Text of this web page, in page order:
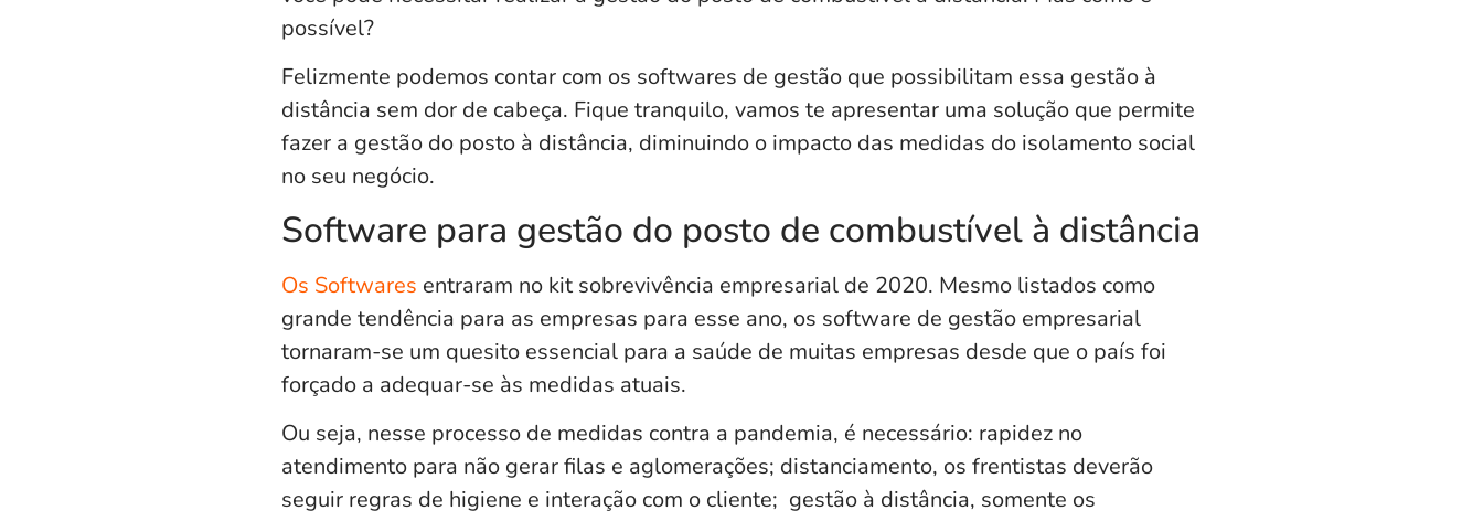
possível?
Felizmente podemos contar com os softwares de gestão que possibilitam essa gestão à
distância sem dor de cabeça. Fique tranquilo, vamos te apresentar uma solução que permite
fazer a gestão do posto à distância, diminuindo o impacto das medidas do isolamento social
no seu negócio.
Software para gestão do posto de combustível à distância
Os Softwares entraram no kit sobrevivência empresarial de 2020. Mesmo listados como
grande tendência para as empresas para esse ano, os software de gestão empresarial
tornaram-se um quesito essencial para a saúde de muitas empresas desde que o país foi
forçado a adequar-se às medidas atuais.
Ou seja, nesse processo de medidas contra a pandemia, é necessário: rapidez no
atendimento para não gerar filas e aglomerações; distanciamento, os frentistas deverão
seguir regras de higiene e interação com o cliente; gestão à distância, somente os